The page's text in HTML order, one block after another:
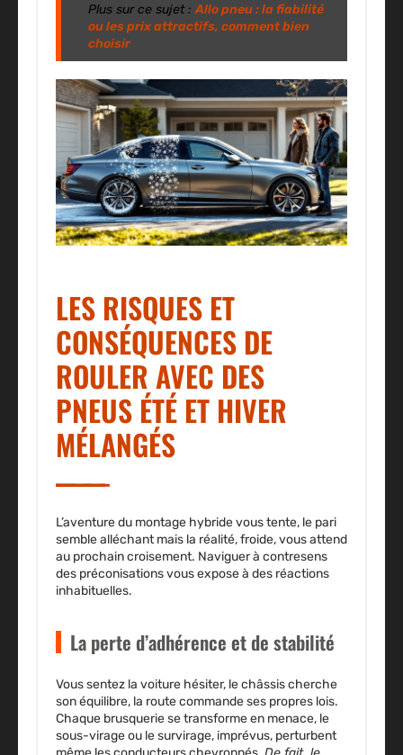
Plus sur ce sujet :Allo pneu : la fiabilité
ou les prix attractifs, comment bien
choisir
LES RISQUES ET
CONSÉQUENCES DE
ROULER AVEC DES
PNEUS ÉTÉ ET HIVER
MÉLANGÉS
L’aventure du montage hybride vous tente, le pari
semble alléchant mais la réalité, froide, vous attend
au prochain croisement. Naviguer à contresens
des préconisations vous expose à des réactions
inhabituelles.
La perte d’adhérence et de stabilité
Vous sentez la voiture hésiter, le châssis cherche
son équilibre, la route commande ses propres lois.
Chaque brusquerie se transforme en menace, le
sous-virage ou le survirage, imprévus, perturbent